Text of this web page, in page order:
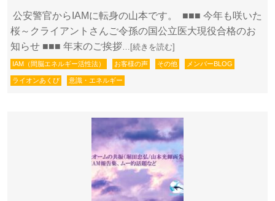
公安警官からIAMに転身の山本です。 ■■■ 今年も咲いた
桜～クライアントさんご令孫の国公立医大現役合格のお
知らせ ■■■ 年末のご挨拶…[続きを読む]
IAM（間脳エネルギー活性法） お客様の声 その他 メンバーBLOG
ライオンあくび 意識・エネルギー